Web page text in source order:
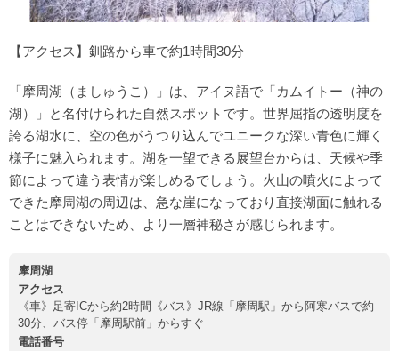
【アクセス】釧路から車で約1時間30分
「摩周湖（ましゅうこ）」は、アイヌ語で「カムイトー（神の
湖）」と名付けられた自然スポットです。世界屈指の透明度を
誇る湖水に、空の色がうつり込んでユニークな深い青色に輝く
様子に魅入られます。湖を一望できる展望台からは、天候や季
節によって違う表情が楽しめるでしょう。火山の噴火によって
できた摩周湖の周辺は、急な崖になっており直接湖面に触れる
ことはできないため、より一層神秘さが感じられます。
摩周湖
アクセス
《車》足寄ICから約2時間《バス》JR線「摩周駅」から阿寒バスで約
30分、バス停「摩周駅前」からすぐ
電話番号